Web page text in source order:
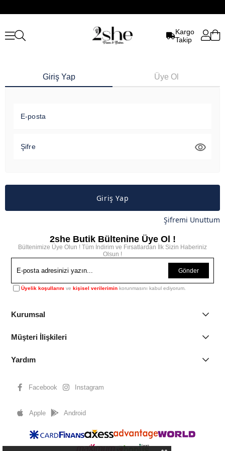
Kargo
Takip
Giriş Yap Üye Ol
E-posta
Şifre
Giriş Yap
Şifremi Unuttum
2she Butik Bültenine Üye Ol !
Bültenimize Üye Olun ! Tüm İndirim ve Fırsatlardan İlk Sizin Haberiniz
Olsun !
Gönder
Üyelik koşullarını vekişisel verilerimin korunmasını kabul ediyorum.
Kurumsal
Müşteri İlişkileri
Yardım
Facebook Instagram
Apple Android